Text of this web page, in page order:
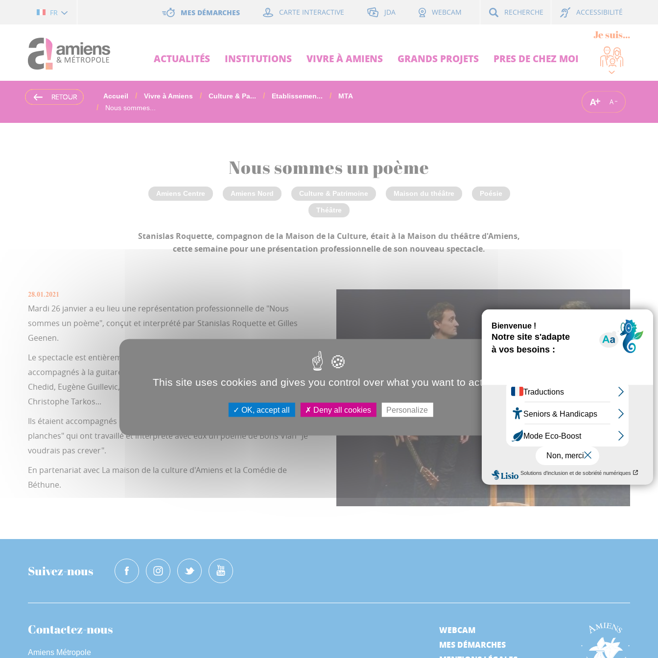
FR MES DÉMARCHES CARTE INTERACTIVE JDA WEBCAM RECHERCHE ACCESSIBILITÉ
ACTUALITÉS INSTITUTIONS VIVRE À AMIENS GRANDS PROJETS PRES DE CHEZ MOI
Je suis...
RETOUR
RETOUR
RETOUR
RETOUR Accueil Vivre à Amiens Culture & Pa... Etablissemen...
MTA
Nous sommes...
A A
Nous sommes un poème
Amiens Centre Amiens Nord Culture & Patrimoine Maison du théâtre Poésie
Théâtre
Stanislas Roquette, compagnon de la Maison de la Culture, était à la Maison du théâtre d'Amiens,
cette semaine pour une présentation professionnelle de son nouveau spectacle.
28.01.2021
Mardi 26 janvier a eu lieu une représentation professionnelle de "Nous
sommes un poème", conçut et interprété par Stanislas Roquette et Gilles
Geenen.
Le spectacle est entièrement composé de poèmes dits ou même chantés,
accompagnés à la guitare et au violon, avec entre autres des textes d'Andrée
Chedid, Eugène Guillevic, Philippe Jaccottet, Marie Noël, Henri Pichette ou
Christophe Tarkos...
Ils étaient accompagnés d'un groupe de jeunes du dispositif "Brûlons les
planches" qui ont travaillé et interprété avec eux un poème de Boris Vian "Je
voudrais pas crever".
En partenariat avec La maison de la culture d'Amiens et la Comédie de
Béthune.
Suivez-nous
Contactez-nous
Amiens Métropole
WEBCAM
MES DÉMARCHES
This site uses cookies and gives you control over what you want to activate
OK, accept all Deny all cookies Personalize